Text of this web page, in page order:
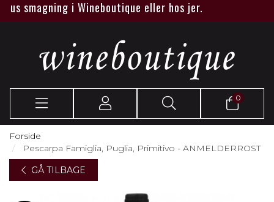
i Wineboutique eller hos jer.
0
Forside
Pescarpa Famiglia, Puglia, Primitivo - ANMELDERROST
GÅ TILBAGE